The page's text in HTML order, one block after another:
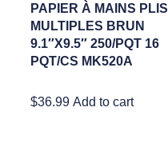
PAPIER À MAINS PLIS
MULTIPLES BRUN
9.1″X9.5″ 250/PQT 16
PQT/CS MK520A
$36.99 Add to cart